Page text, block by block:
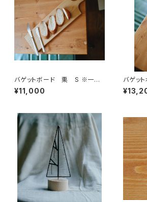
バゲットボード 栗 S ※一点
物
¥11,000
バゲッ
物